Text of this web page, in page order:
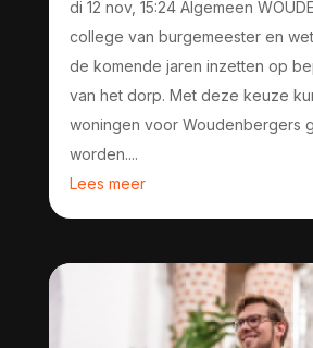
di 12 nov, 15:24 Algemeen
college van burgemeester en
de komende jaren inzetten op
van het dorp. Met deze keuze
woningen voor Woudenbergers
worden....
Lees meer